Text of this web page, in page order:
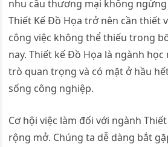
nhu cầu thương mại không
Thiết Kế Đồ Họa trở nên cần thiết
công việc không thể thiếu trong
nay. Thiết kế Đồ Họa là ngành
trò quan trọng và có mặt ở hầu
sống công nghiệp.
Cơ hội việc làm đối với ngành
rộng mở. Chúng ta dễ dàng bắt